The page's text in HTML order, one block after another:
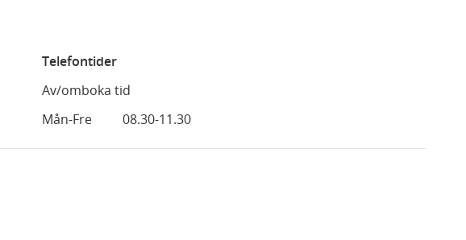
Telefontider
Av/omboka tid
Mån-Fre
08.30-11.30